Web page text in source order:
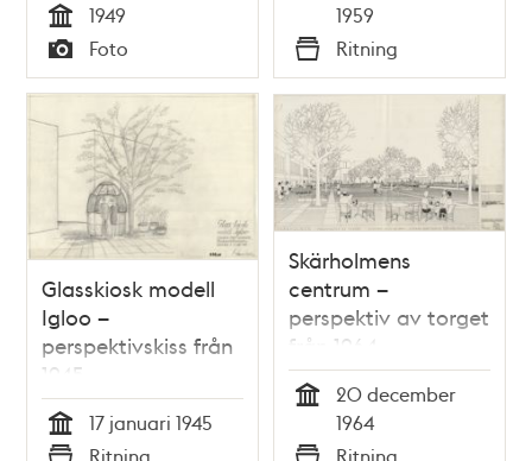
Tid
1949
Typ
Foto
1959
Typ
Ritning
Glasskiosk modell
Igloo –
perspektivskiss från
1945
Tid
17 januari 1945
Skärholmens
centrum –
perspektiv av torget
från 1964
20 december
1964